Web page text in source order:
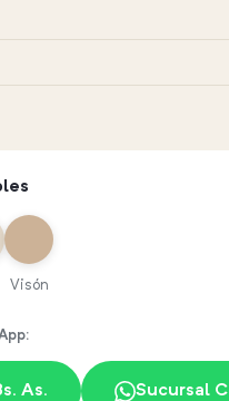
Visón
As. Sucursal